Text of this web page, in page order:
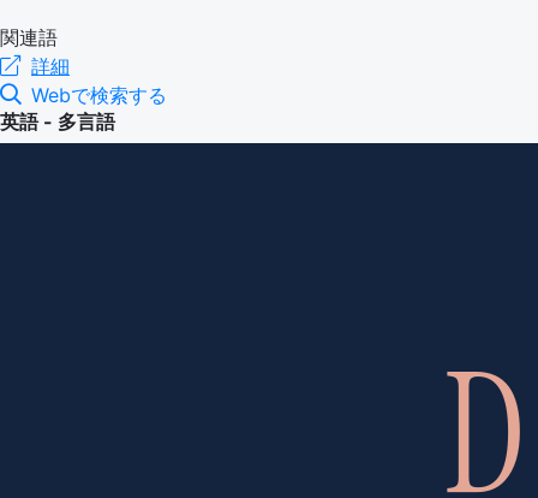
関連語
詳細
Webで検索する
英語 - 多言語